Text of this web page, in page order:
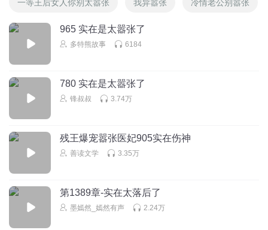
一等王后女人你别太嚣张 我异嚣张 冷情老公别嚣张
965 实在是太嚣张了
多特熊故事 6184
780 实在是太嚣张了
锋叔叔 3.74万
残王爆宠嚣张医妃905实在伤神
善读文学 3.35万
第1389章-实在太落后了
墨嫣然_嫣然有声 2.24万